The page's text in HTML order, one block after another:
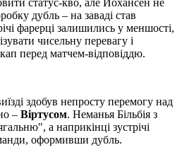
статус-кво, але Йохансен не
дубль – на заваді став
фарерці залишились у меншості,
чисельну перевагу і
перед матчем-відповіддю.
здобув непросту перемогу над
– Віртусом. Неманья Більбія з
а наприкінці зустрічі
оформивши дубль.